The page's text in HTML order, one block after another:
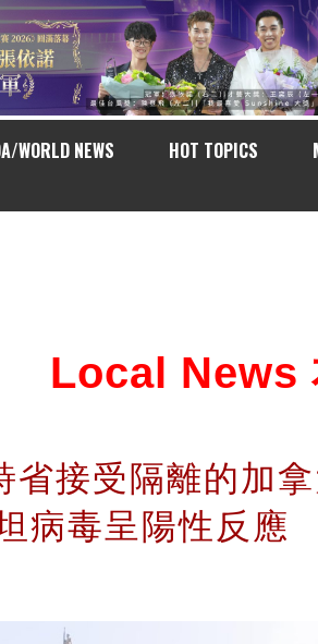
WORLD NEWS HOT TOPICS
Local News
省接受隔離的加
病毒呈陽性反應